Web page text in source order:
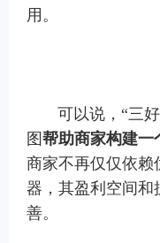
用。
可以说，“三好
图 帮助商家构建一
商家不再仅仅依赖
器，其盈利空间和
善。